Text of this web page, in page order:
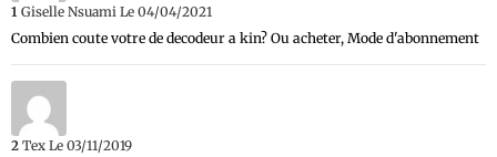
1 Giselle Nsuami Le 04/04/2021
Combien coute votre de decodeur a kin? Ou acheter, Mode d'abonnement
2 Tex Le 03/11/2019